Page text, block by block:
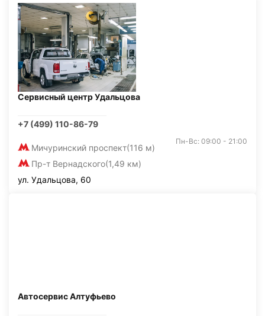
Сервисный центр Удальцова
+7 (499) 110-86-79
Мичуринский проспект(116 м)
Пр-т Вернадского(1,49 км)
Пн-Вс: 09:00 - 21:00
ул. Удальцова, 60
Автосервис Алтуфьево